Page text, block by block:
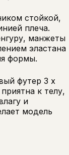
стойкой,
плеча.
манжеты
эластана
формы.
футер 3 х
к телу,
и
модель